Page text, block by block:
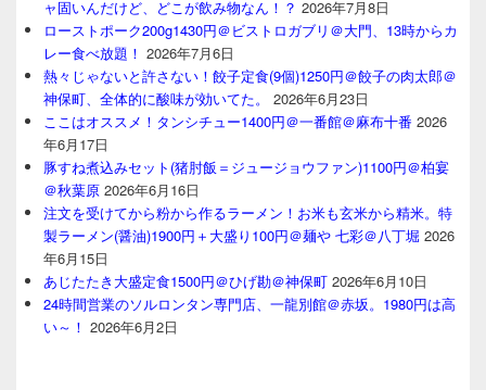
ャ固いんだけど、どこが飲み物なん！？ 2026年7月8日
ローストポーク200g1430円＠ビストロガブリ＠大門、13時からカ
レー食べ放題！ 2026年7月6日
熱々じゃないと許さない！餃子定食(9個)1250円＠餃子の肉太郎＠
神保町、全体的に酸味が効いてた。
2026年6月23日
ここはオススメ！タンシチュー1400円＠一番館＠麻布十番 2026
年6月17日
豚すね煮込みセット(猪肘飯＝ジュージョウファン)1100円＠柏宴
＠秋葉原 2026年6月16日
注文を受けてから粉から作るラーメン！お米も玄米から精米。特
製ラーメン(醤油)1900円＋大盛り100円＠麺や 七彩＠八丁堀 2026
年6月15日
あじたたき大盛定食1500円＠ひげ勘＠神保町 2026年6月10日
24時間営業のソルロンタン専門店、一龍別館＠赤坂。1980円は高
い～！ 2026年6月2日